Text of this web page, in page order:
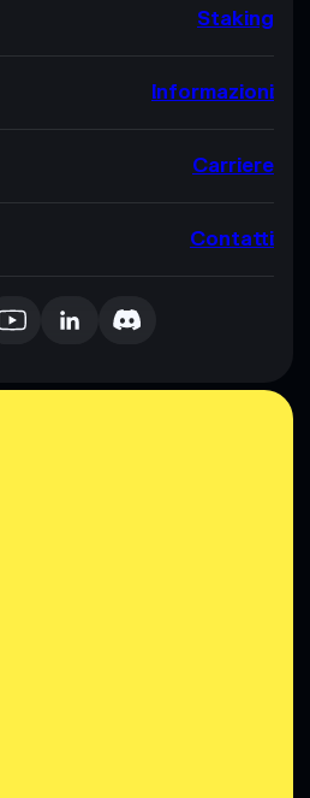
Staking
Informazioni
Carriere
Contatti